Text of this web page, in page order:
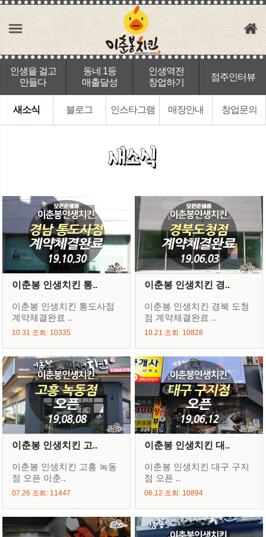
인생을 걸고
만들다
동네 1등
매출달성
인생역전
창업하기
점주인터뷰
새소식 블로그 인스타그램 매장안내 창업문의
이춘봉 인생치킨 통..
이춘봉 인생치킨 통도사점
계약체결완료 ..
10.31 조회: 10335
이춘봉 인생치킨 경..
이춘봉 인생치킨 경북 도청
점 계약체결완료 ..
10.21 조회: 10828
이춘봉 인생치킨 고..
이춘봉 인생치킨 고흥 녹동
점 오픈 이춘..
07.26 조회: 11447
이춘봉 인생치킨 대..
이춘봉 인생치킨 대구 구지
점 오픈 ..
06.12 조회: 10894